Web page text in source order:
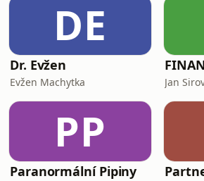
řeší jen bolest, ne příčinu.
roli hormonů, s
DE
Dr. Evžen
Evžen Machytka Jan
PP
Paranormální Pipiny